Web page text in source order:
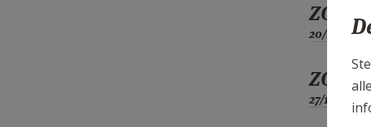
ZO
20/12
ZO
27/12